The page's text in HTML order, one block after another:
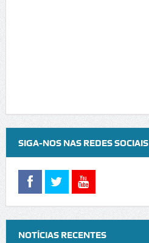
SIGA-NOS NAS REDES SOCIAIS
NOTÍCIAS RECENTES